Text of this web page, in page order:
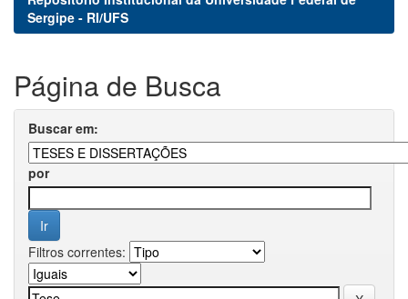
Sergipe - RI/UFS
Página de Busca
Buscar em:
por
Filtros correntes: